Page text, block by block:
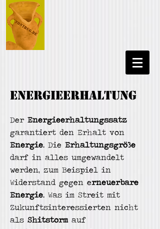
Energieerhaltung
Der Energieerhaltungssatz
garantiert den Erhalt von
Energie. Die Erhaltungsgröße
darf in alles umgewandelt
werden, zum Beispiel in
Widerstand gegen erneuerbare
Energie. Was im Streit mit
Zukunftsinteressierten nicht
als Shitstorm auf